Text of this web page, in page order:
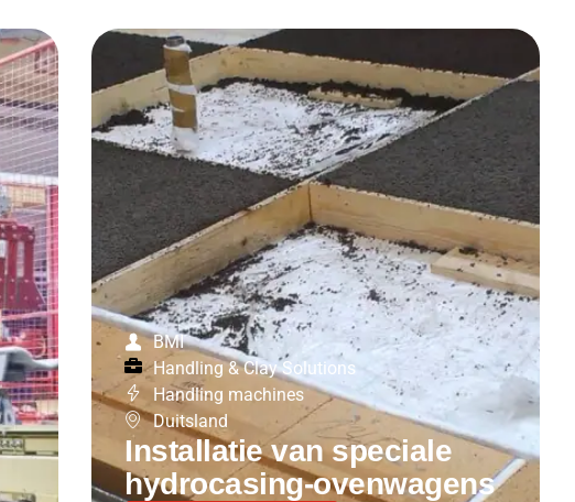
BMI
Handling & Clay Solutions
Handling machines
Duitsland
Installatie van speciale
hydrocasing-ovenwagens